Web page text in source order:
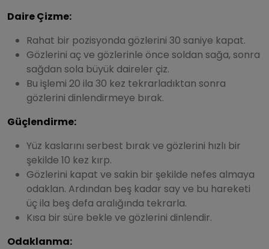
Daire Çizme:
Rahat bir pozisyonda gözlerini 30 saniye kapat.
Gözlerini aç ve gözlerinle önce soldan sağa, sonra
sağdan sola büyük daireler çiz.
Bu işlemi 20 ila 30 kez tekrarladıktan sonra
gözlerini dinlendirmeye bırak.
Güçlendirme:
Yüz kaslarını serbest bırak ve gözlerini hızlı bir
şekilde 10 kez kırp.
Gözlerini kapat ve sakin bir şekilde nefes almaya
odaklan. Ardından beş kadar say ve bu hareketi
üç ila beş defa aralığında tekrarla.
Kısa bir süre bekle ve gözlerini dinlendir.
Odaklanma: